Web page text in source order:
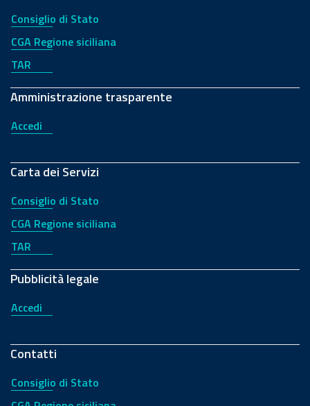
Consiglio di Stato
CGA Regione siciliana
TAR
Amministrazione trasparente
Accedi
Carta dei Servizi
Consiglio di Stato
CGA Regione siciliana
TAR
Pubblicità legale
Accedi
Contatti
Consiglio di Stato